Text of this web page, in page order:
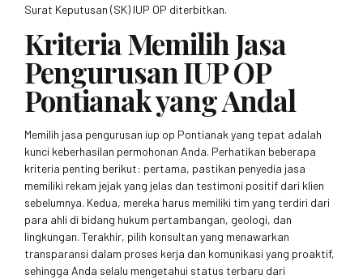
Surat Keputusan (SK) IUP OP diterbitkan.
Kriteria Memilih Jasa
Pengurusan IUP OP
Pontianak yang Andal
Memilih jasa pengurusan iup op Pontianak yang tepat adalah
kunci keberhasilan permohonan Anda. Perhatikan beberapa
kriteria penting berikut: pertama, pastikan penyedia jasa
memiliki rekam jejak yang jelas dan testimoni positif dari klien
sebelumnya. Kedua, mereka harus memiliki tim yang terdiri dari
para ahli di bidang hukum pertambangan, geologi, dan
lingkungan. Terakhir, pilih konsultan yang menawarkan
transparansi dalam proses kerja dan komunikasi yang proaktif,
sehingga Anda selalu mengetahui status terbaru dari